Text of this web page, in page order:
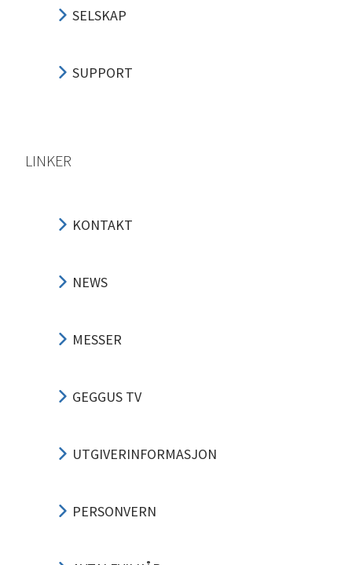
SELSKAP
SUPPORT
LINKER
KONTAKT
NEWS
MESSER
GEGGUS TV
UTGIVERINFORMASJON
PERSONVERN